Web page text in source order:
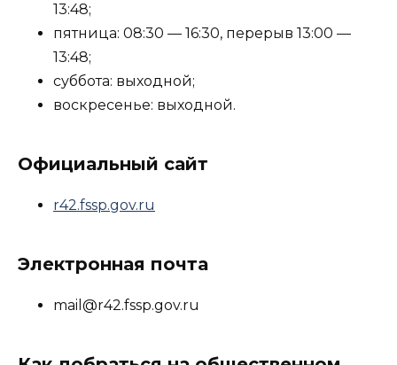
13:48;
пятница: 08:30 — 16:30, перерыв 13:00 —
13:48;
суббота: выходной;
воскресенье: выходной.
Официальный сайт
r42.fssp.gov.ru
Электронная почта
mail@r42.fssp.gov.ru